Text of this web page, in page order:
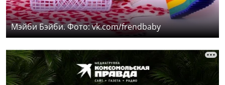
Мэйби Бэйби. Фото: vk.com/frendbaby